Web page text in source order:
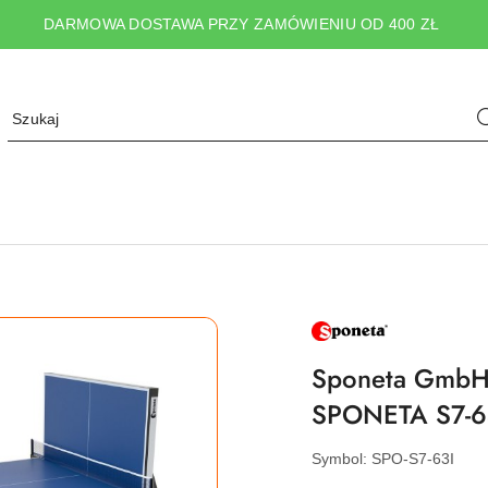
DARMOWA DOSTAWA PRZY ZAMÓWIENIU OD 400 ZŁ
NAZWA
PRODUCENTA:
Sponeta
SPONETA
Symbol: SPO-S7-63I